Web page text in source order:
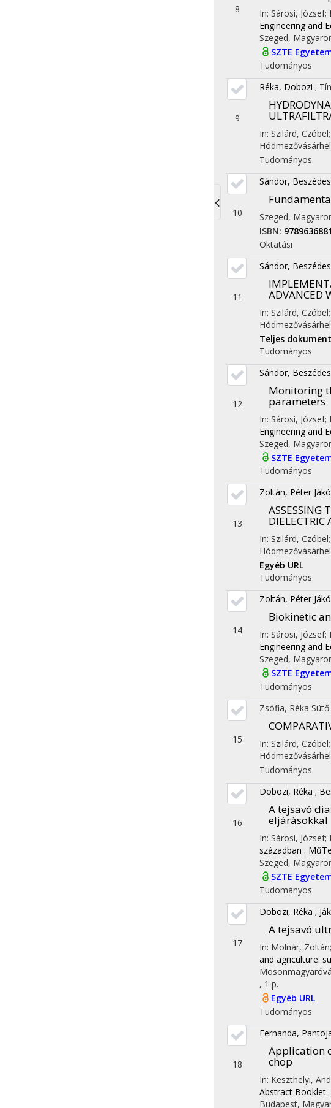
Toggle
navigation
8 In: Sárosi,
Engineering and
Szeged,
SZTE
Tudományos
9
Réka, Dobozi ;
In: Szilárd,
Tudományos
10
Sándor, Beszédes
Szeged,
ISBN:
Oktatási
11
Sándor, Beszédes
ADVANCED
In: Szilárd,
Teljes
Tudományos
12
Sándor, Beszédes
Monitoring
parameters
In: Sárosi,
Engineering and
Szeged,
SZTE
Tudományos
13
Zoltán, Péter
ASSESSING
DIELECTRIC
In: Szilárd,
Egyéb URL
Tudományos
14
Zoltán, Péter
Biokinetic
In: Sárosi,
Engineering and
Szeged,
SZTE
Tudományos
15
Zsófia, Réka Sütő
In: Szilárd,
Tudományos
16
Dobozi, Réka ;
A tejsavó
eljárásokkal
In: Sárosi,
században :
Szeged,
SZTE
Tudományos
17
Dobozi, Réka ;
A tejsavó
In: Molnár,
and agriculture:
, 1 p.
Egyéb URL
Tudományos
18
Fernanda,
Application
chop
In: Keszthelyi,
Abstract Booklet.
Budapest,